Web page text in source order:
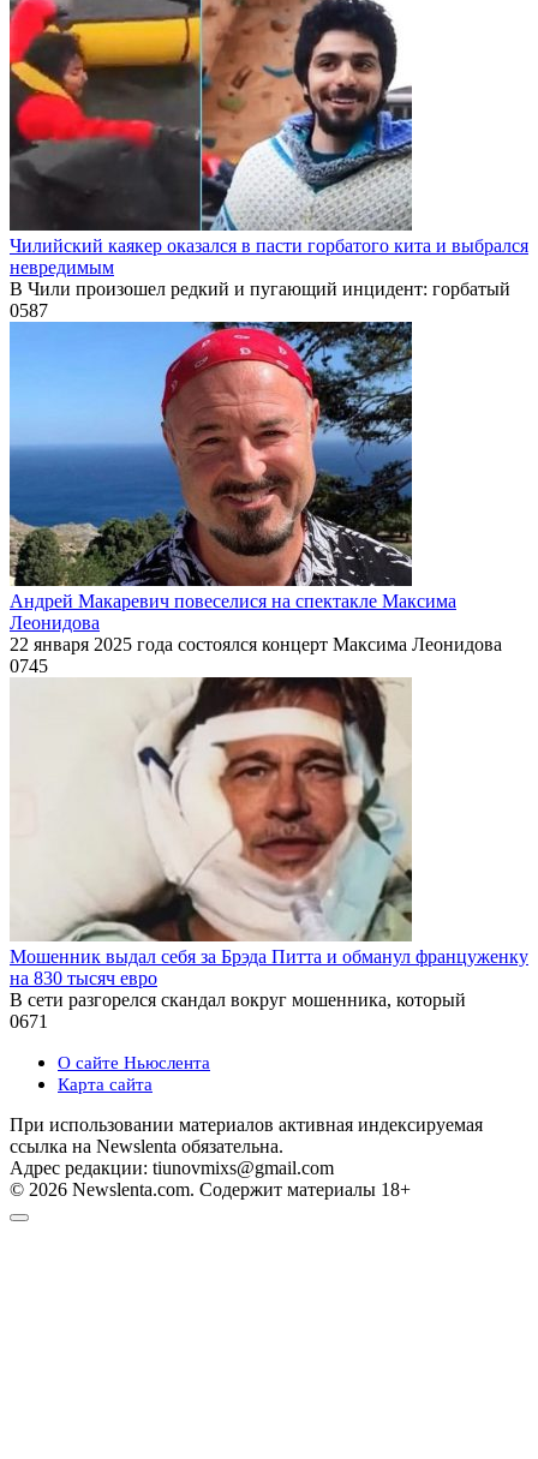
Чилийский каякер оказался в пасти горбатого кита и выбрался
невредимым
В Чили произошел редкий и пугающий инцидент: горбатый
0587
Андрей Макаревич повеселися на спектакле Максима
Леонидова
22 января 2025 года состоялся концерт Максима Леонидова
0745
Мошенник выдал себя за Брэда Питта и обманул француженку
на 830 тысяч евро
В сети разгорелся скандал вокруг мошенника, который
0671
О сайте Ньюслента
Карта сайта
При использовании материалов активная индексируемая
ссылка на Newslenta обязательна.
Адрес редакции: tiunovmixs@gmail.com
© 2026 Newslenta.com. Содержит материалы 18+